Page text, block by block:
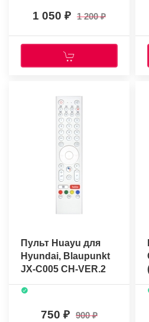
батарейки
1 050 1 200
Пульт Huayu для
Hyundai, Blaupunkt
JX-C005 CH-VER.2
(H-LED32ES5008)
(голосовое
управление) белый
750 900